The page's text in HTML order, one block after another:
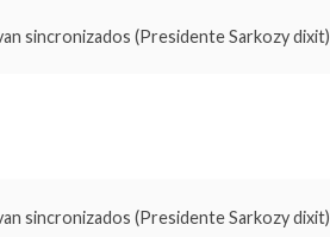
sincronizados (Presidente Sarkozy dixit)
sincronizados (Presidente Sarkozy dixit)